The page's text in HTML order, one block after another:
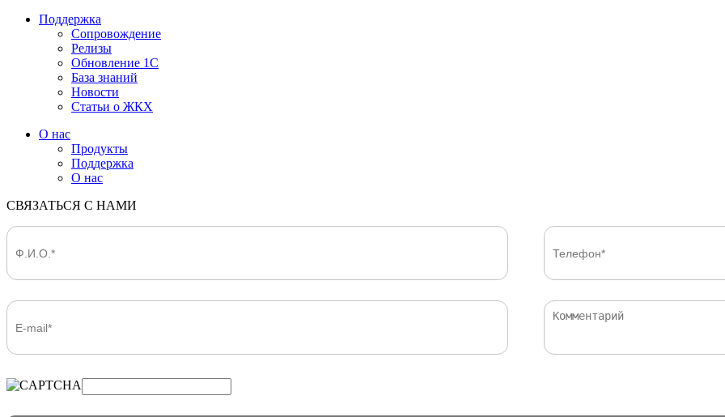
Поддержка
Сопровождение
Релизы
Обновление 1С
База знаний
Новости
Статьи о ЖКХ
О нас
Продукты
Поддержка
О нас
СВЯЗАТЬСЯ С НАМИ